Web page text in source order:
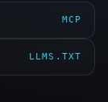
MCP
LLMS.TXT